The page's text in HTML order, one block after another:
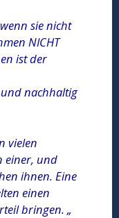
sie nicht
NICHT
ist der
nachhaltig
vielen
einer, und
ihnen. Eine
einen
bringen. „